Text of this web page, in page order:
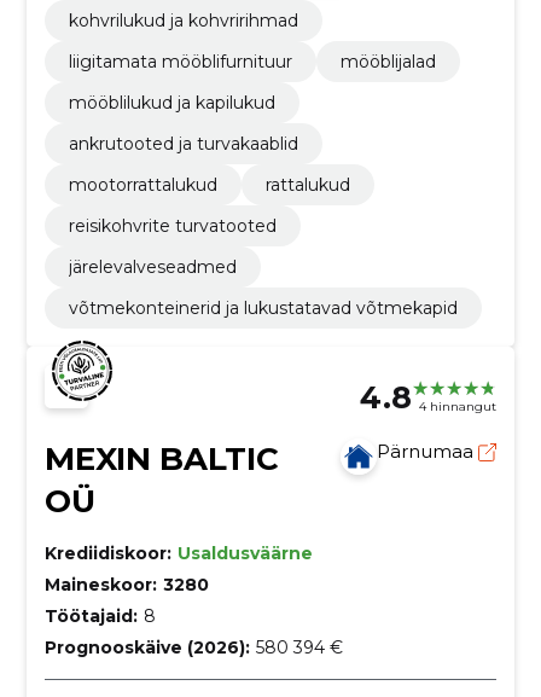
kohvrilukud ja kohvririhmad
liigitamata mööblifurnituur
mööblijalad
mööblilukud ja kapilukud
ankrutooted ja turvakaablid
mootorrattalukud
rattalukud
reisikohvrite turvatooted
järelevalveseadmed
võtmekonteinerid ja lukustatavad võtmekapid
4.8 4 hinnangut
MEXIN BALTIC
OÜ
Pärnumaa
Krediidiskoor: Usaldusväärne
Maineskoor: 3280
Töötajaid: 8
Prognooskäive (2026): 580 394 €